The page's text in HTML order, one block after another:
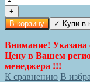
+
В корзину
Внимание! Указана
Цену в Вашем
менеджера !!!
К сравнению В